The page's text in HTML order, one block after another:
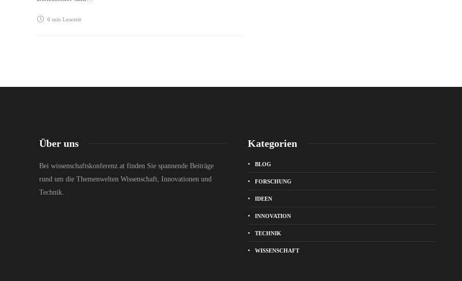
6 min Lesezeit
Über uns
Bei wissenschaftskonferenz.at finden Sie spannende Beiträge
rund um die Themenwelten Wissenschaft, Innovationen und
Technik.
Kategorien
BLOG
FORSCHUNG
IDEEN
INNOVATION
TECHNIK
WISSENSCHAFT